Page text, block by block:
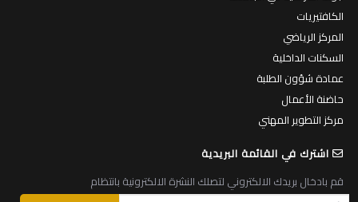
الكافتيريات
المركز الرياضي
السكنات الداخلية
عمادة شؤون الطلبة
حاضنة الأعمال
مركز التطوير المهني
اشترك في القائمة البريدية
قم بادخال بريدك الالكتروني لتصلك النشرة الالكترونية بانتظام